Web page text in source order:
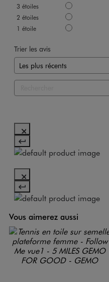
3 étoiles
2 étoiles
1 étoile
Trier les avis
Vous aimerez aussi